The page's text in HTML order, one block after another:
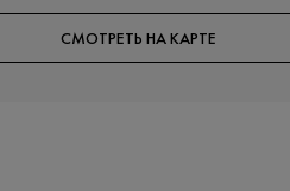
СМОТРЕТЬ НА КАРТЕ